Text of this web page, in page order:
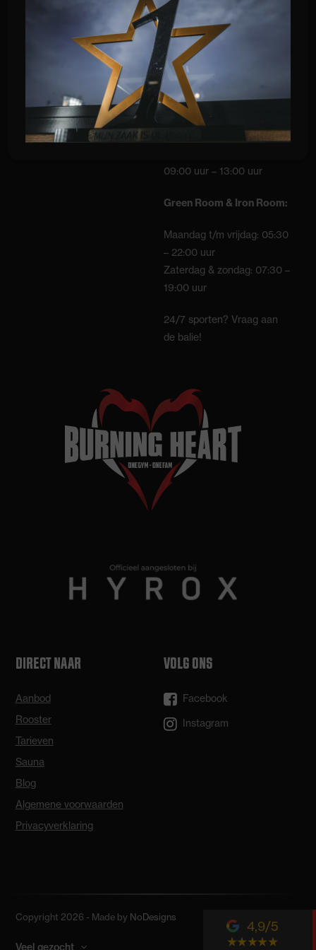
09:00 – 12:00 uur
16:00 uur – 21:00 uur
Zaterdag:
09:00 uur – 17:00 uur
09:00 uur – 13:00 uur
Green Room & Iron Room:
Maandag t/m vrijdag: 05:30
– 22:00 uur
Zaterdag & zondag: 07:30 –
19:00 uur
24/7 sporten? Vraag aan
de balie!
DIRECT NAAR
Aanbod
Rooster
Tarieven
Sauna
Blog
Algemene voorwaarden
Privacyverklaring
VOLG ONS
Facebook
Instagram
Copyright 2026 - Made by NoDesigns
Veel gezocht
4,9